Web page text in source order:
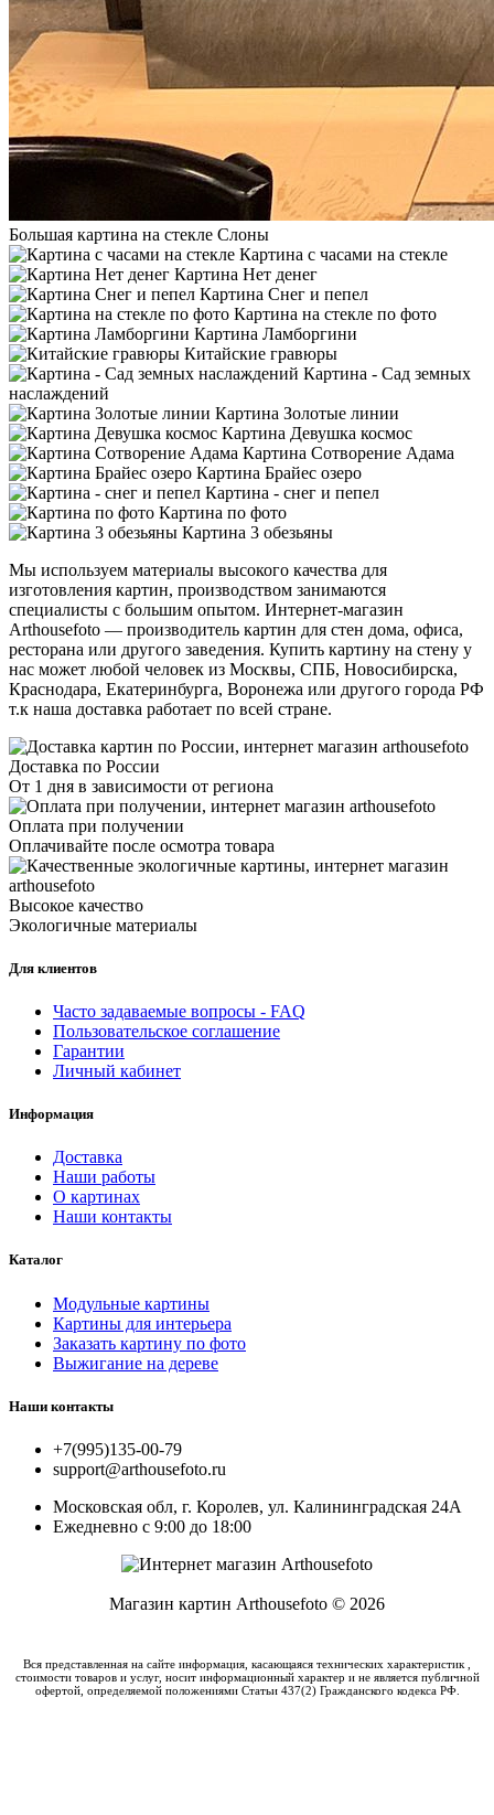
Большая картина на стекле Слоны
Картина с часами на стекле
Картина Нет денег
Картина Снег и пепел
Картина на стекле по фото
Картина Ламборгини
Китайские гравюры
Картина - Сад земных
наслаждений
Картина Золотые линии
Картина Девушка космос
Картина Сотворение Адама
Картина Брайес озеро
Картина - снег и пепел
Картина по фото
Картина 3 обезьяны
Мы используем материалы высокого качества для
изготовления картин, производством занимаются
специалисты с большим опытом. Интернет-магазин
Arthousefoto — производитель картин для стен дома, офиса,
ресторана или другого заведения. Купить картину на стену у
нас может любой человек из Москвы, СПБ, Новосибирска,
Краснодара, Екатеринбурга, Воронежа или другого города РФ
т.к наша доставка работает по всей стране.
Доставка по России
От 1 дня в зависимости от региона
Оплата при получении
Оплачивайте после осмотра товара
Высокое качество
Экологичные материалы
Для клиентов
Часто задаваемые вопросы - FAQ
Пользовательское соглашение
Гарантии
Личный кабинет
Информация
Доставка
Наши работы
О картинах
Наши контакты
Каталог
Модульные картины
Картины для интерьера
Заказать картину по фото
Выжигание на дереве
Наши контакты
+7(995)135-00-79
support@arthousefoto.ru
Московская обл, г. Королев, ул. Калининградская 24А
Ежедневно с 9:00 до 18:00
Магазин картин Arthousefoto © 2026
Вся представленная на сайте информация, касающаяся технических характеристик ,
стоимости товаров и услуг, носит информационный характер и не является публичной
офертой, определяемой положениями Статьи 437(2) Гражданского кодекса РФ.